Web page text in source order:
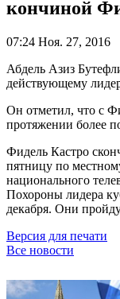
кончиной
07:24 Ноя. 27, 2016
Абдель Азиз
действующему
Он отметил, что с
протяжении более
Фидель Кастро
пятницу по
национального
Похороны лидера
декабря. Они
Версия для печати
Все новости